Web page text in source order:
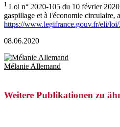
1 Loi n° 2020-105 du 10 février
gaspillage et à l'économie circulaire,
https://www.legifrance.gouv.fr/eli/
08.06.2020
Mélanie Allemand
Weitere Publikationen zu